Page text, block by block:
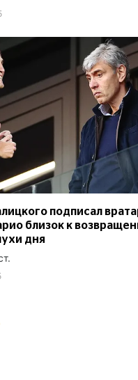
подписал
близок к
дня